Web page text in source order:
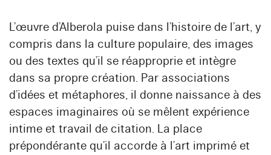
L’œuvre d’Alberola puise dans l’histoire de l’art, y
compris dans la culture populaire, des images
ou des textes qu’il se réapproprie et intègre
dans sa propre création. Par associations
d’idées et métaphores, il donne naissance à des
espaces imaginaires où se mêlent expérience
intime et travail de citation. La place
prépondérante qu’il accorde à l’art imprimé et